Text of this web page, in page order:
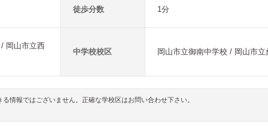
徒歩分数 1分
岡山市立西
中学校校区 岡山市立御南中学校 / 岡山市立
情報ではございません。正確な学校区はお問い合わせ下さい。